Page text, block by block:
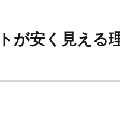
が安く見える